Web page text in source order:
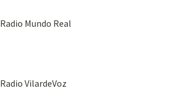
Radio Mundo Real
Radio VilardeVoz